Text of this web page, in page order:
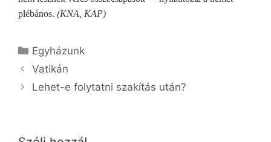
plébános. (KNA, KAP)
Kategória
Egyházunk
Vatikán
Lehet-e folytatni szakítás után?